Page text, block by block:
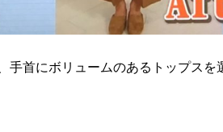
首にボリュームのあるトップスを